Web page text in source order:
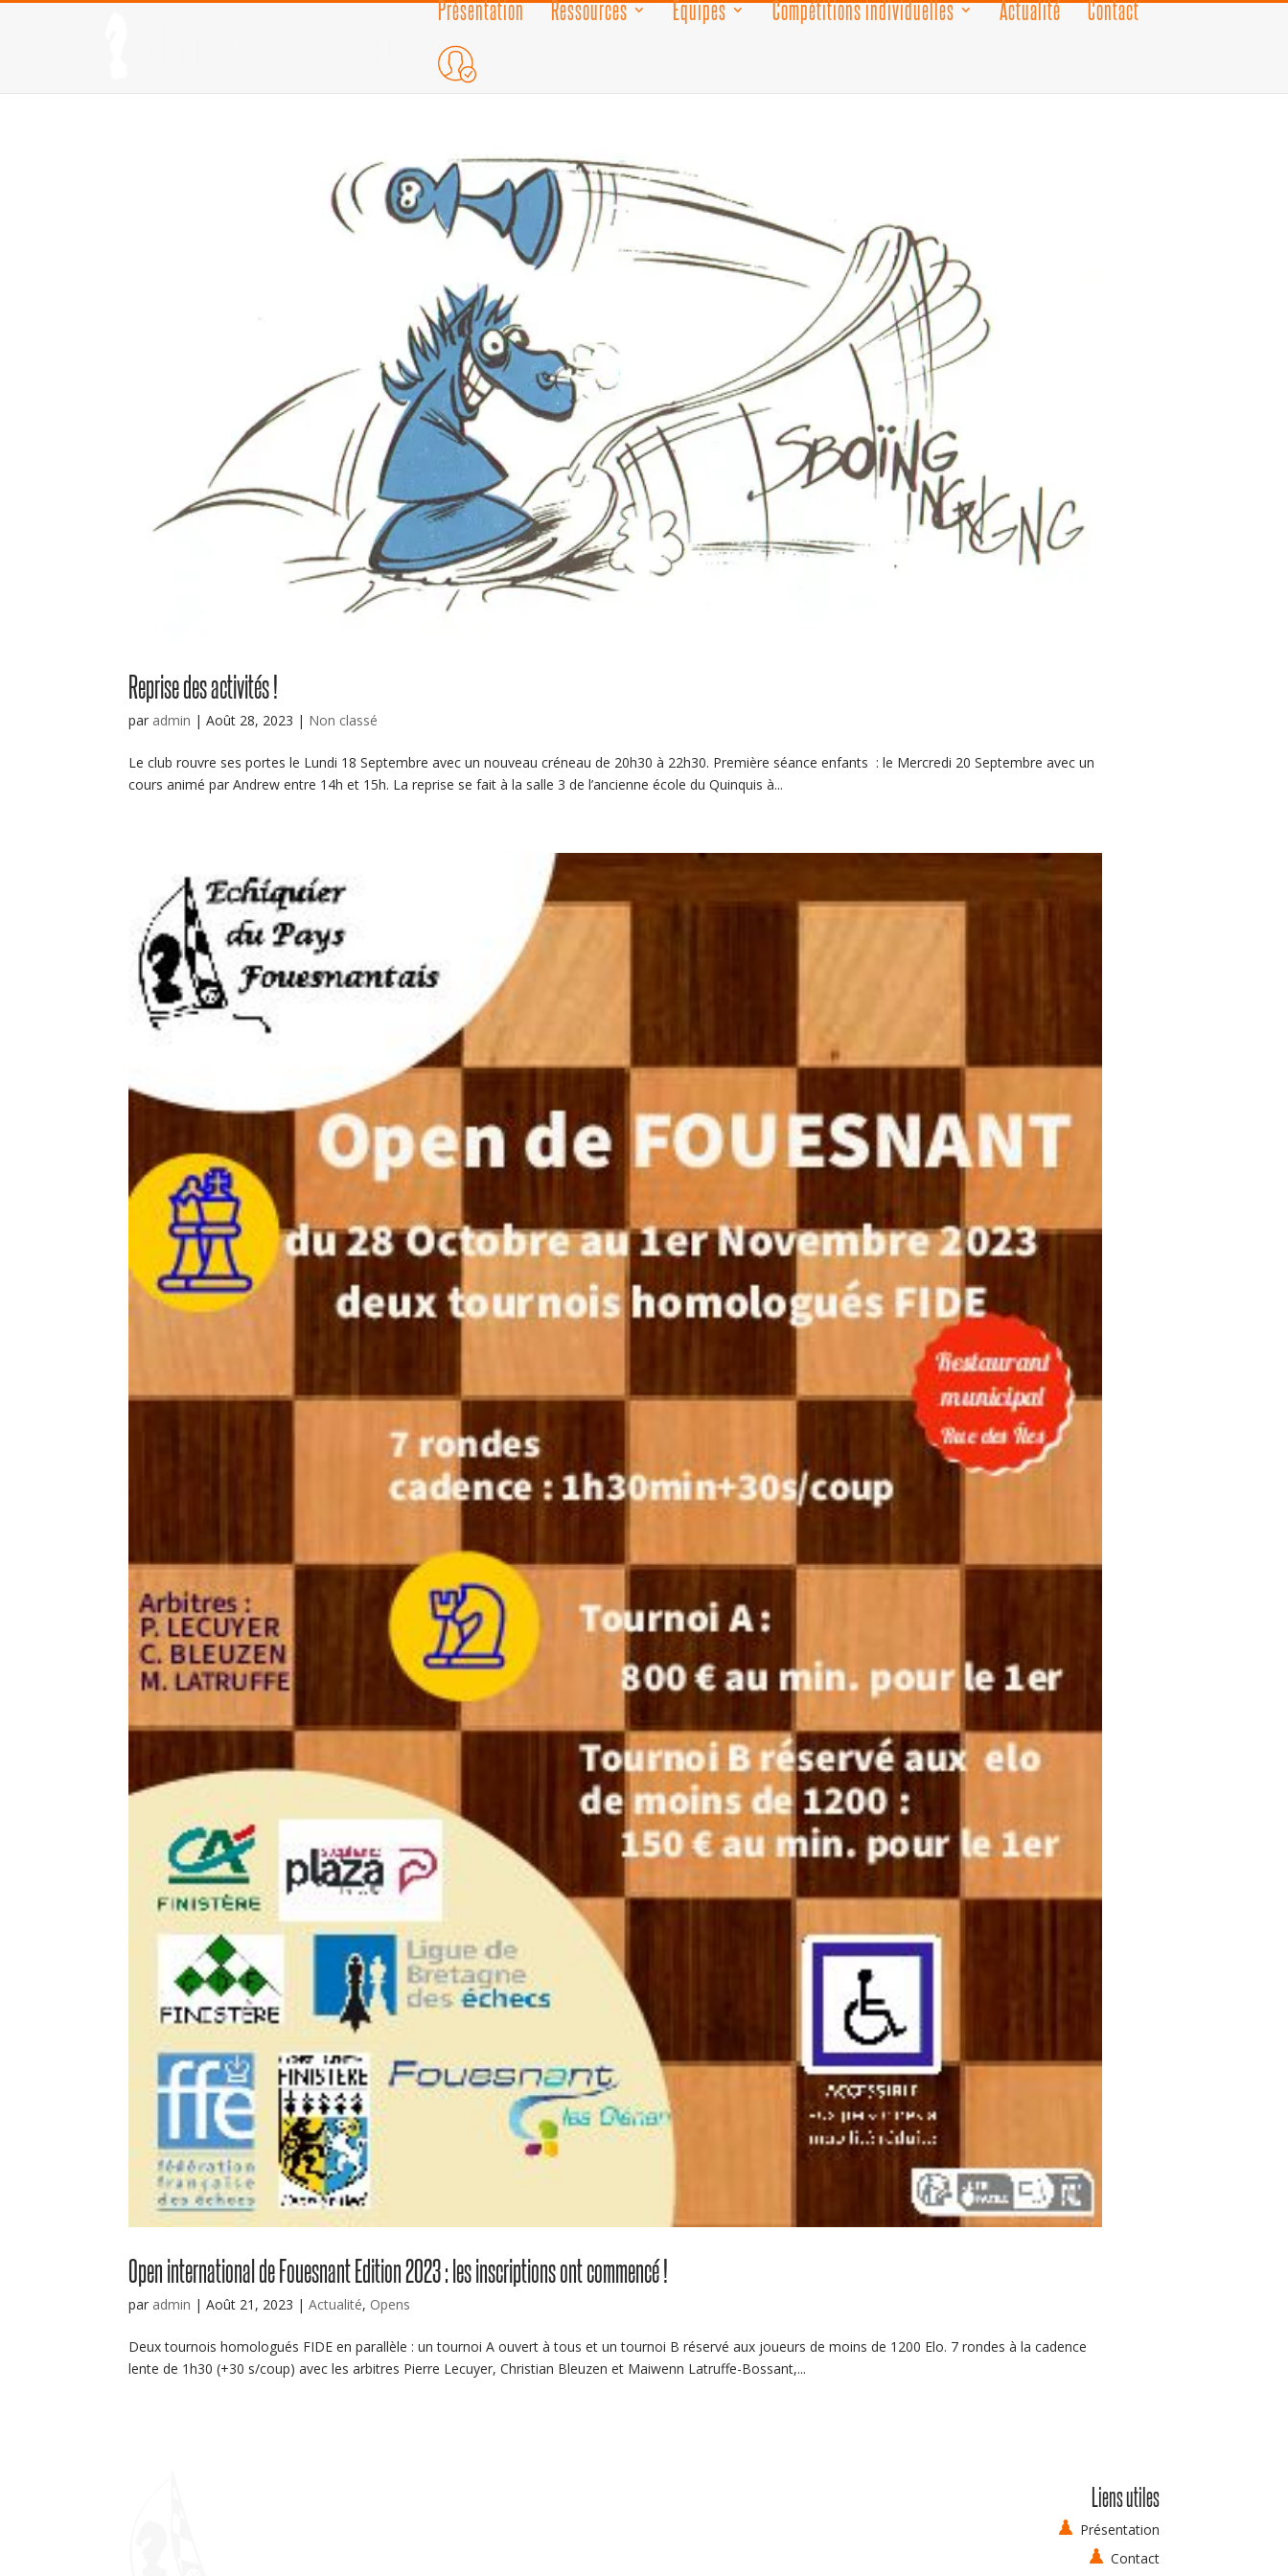
Présentation Ressources Equipes Compétitions individuelles Actualité Contact
Reprise des activités !
par admin |Août 28, 2023 | Non classé
Le club rouvre ses portes le Lundi 18 Septembre avec un nouveau créneau de 20h30 à 22h30. Première séance enfants : le Mercredi 20 Septembre avec un
cours animé par Andrew entre 14h et 15h. La reprise se fait à la salle 3 de l’ancienne école du Quinquis à...
Open international de Fouesnant Edition 2023 : les inscriptions ont commencé !
par admin |Août 21, 2023 |Actualité, Opens
Deux tournois homologués FIDE en parallèle : un tournoi A ouvert à tous et un tournoi B réservé aux joueurs de moins de 1200 Elo. 7 rondes à la cadence
lente de 1h30 (+30 s/coup) avec les arbitres Pierre Lecuyer, Christian Bleuzen et Maiwenn Latruffe-Bossant,...
Liens utiles
Présentation
Contact